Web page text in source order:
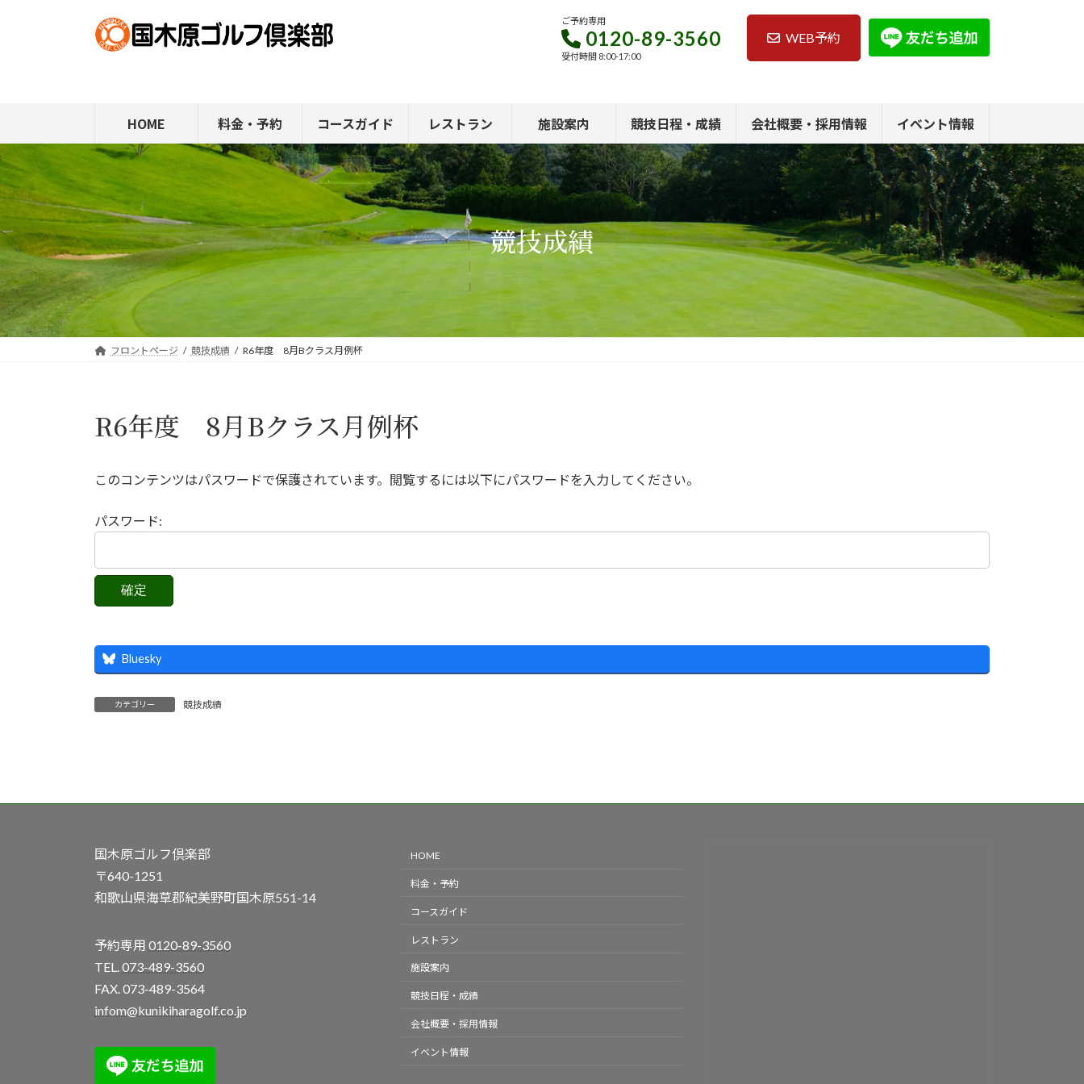
キ
ッ
プ
に
移
動
ご予約専用
0120-89-3560
受付時間 8:00-17:00
WEB予約
HOME 料金・予約 コースガイド レストラン 施設案内 競技日程・成績 会社概要・採用情報 イベント情報
競技成績
フロントページ 競技成績 R6年度 8月Bクラス月例杯
R6年度 8月Bクラス月例杯
このコンテンツはパスワードで保護されています。閲覧するには以下にパスワードを入力してください。
パスワード:
Bluesky
カテゴリー 競技成績
国木原ゴルフ倶楽部
〒640-1251
和歌山県海草郡紀美野町国木原551-14
予約専用 0120-89-3560
TEL. 073-489-3560
FAX. 073-489-3564
infom@kunikiharagolf.co.jp
HOME
料金・予約
コースガイド
レストラン
施設案内
競技日程・成績
会社概要・採用情報
イベント情報